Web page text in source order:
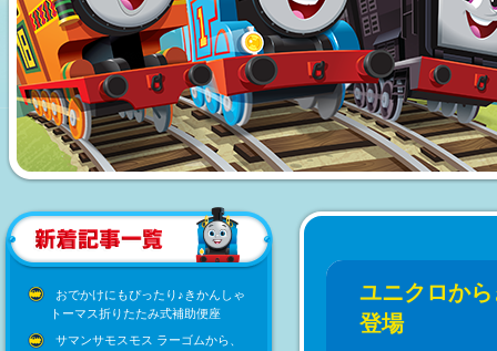
おでかけにもぴったり♪きかんしゃ
トーマス折りたたみ式補助便座
サマンサモスモス ラーゴムから、
ユニクロか
登場